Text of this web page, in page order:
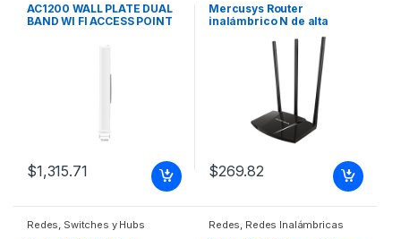
AC1200 WALL PLATE DUAL
BAND WI FI ACCESS POINT
$1,315.71
Mercusys Router
inalámbrico N de alta
potencia de 300Mbps
ROUTER MERCUSYS ALTA
POTENCIA 300MBPS.3
ANTENAS .ROMPE MUROS
$269.82
Redes Switches y Hubs Redes Redes Inalámbricas